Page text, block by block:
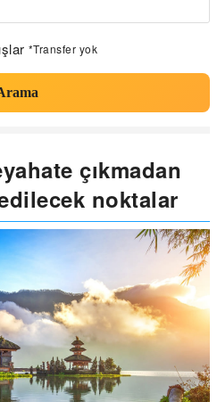
*Transfer yok
çıkmadan
noktalar